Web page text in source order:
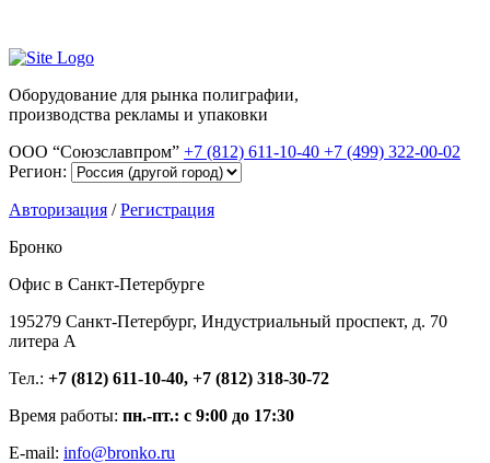
Оборудование для рынка полиграфии,
производства рекламы и упаковки
ООО “Союзславпром” +7 (812) 611-10-40 +7 (499) 322-00-02
Регион:
Авторизация /Регистрация
Бронко
Офис в Санкт-Петербурге
195279 Санкт-Петербург, Индустриальный проспект, д. 70
литера А
Тел.: +7 (812) 611-10-40, +7 (812) 318-30-72
Время работы: пн.-пт.: с 9:00 до 17:30
E-mail: info@bronko.ru